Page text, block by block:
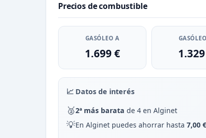
Precios de combustible
GASÓLEO A
1.699 €
📈 Datos de interés
🥈2ª más barata de 4 en Alginet
💡En Alginet puedes ahorrar hasta 7,00